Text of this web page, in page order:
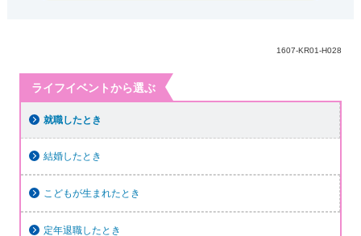
1607-KR01-H028
ライフイベントから選ぶ
就職したとき
結婚したとき
こどもが生まれたとき
定年退職したとき